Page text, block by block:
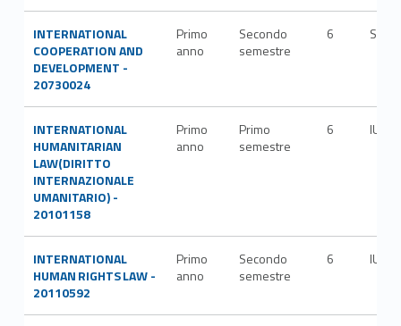
INTERNATIONAL
COOPERATION AND
DEVELOPMENT -
20730024
Primo
anno
Secondo
semestre
6 SPS/
INTERNATIONAL
HUMANITARIAN
LAW(DIRITTO
INTERNAZIONALE
UMANITARIO) -
20101158
Primo
anno
Primo
semestre
6 IUS/
INTERNATIONAL
HUMAN RIGHTS LAW -
20110592
Primo
anno
Secondo
semestre
6 IUS/